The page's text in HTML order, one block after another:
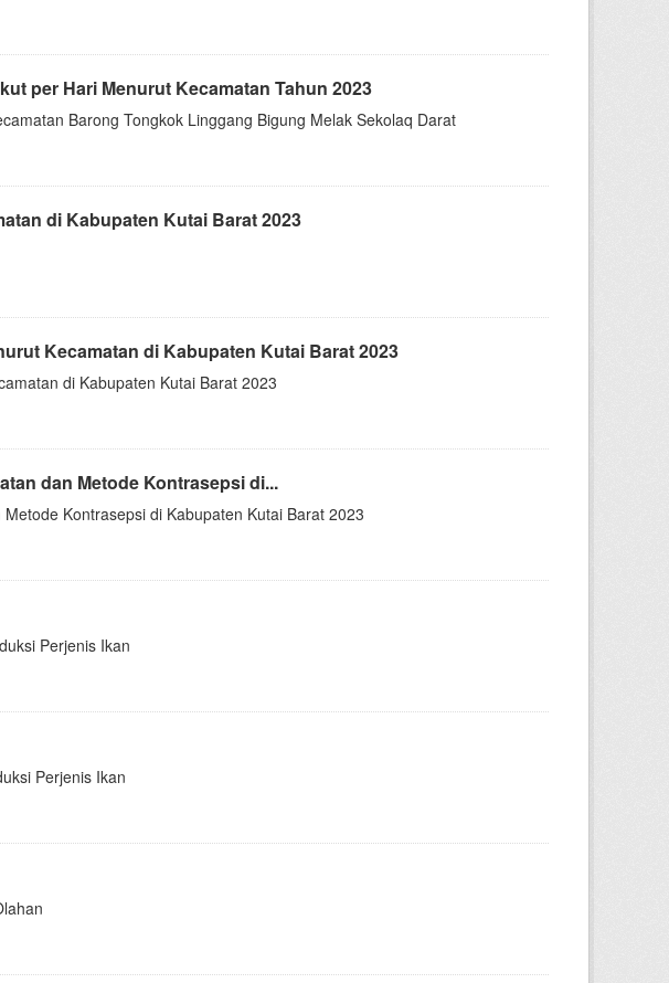
per Hari Menurut Kecamatan Tahun 2023
Barong Tongkok Linggang Bigung Melak Sekolaq Darat
di Kabupaten Kutai Barat 2023
Kecamatan di Kabupaten Kutai Barat 2023
di Kabupaten Kutai Barat 2023
dan Metode Kontrasepsi di...
Kontrasepsi di Kabupaten Kutai Barat 2023
Perjenis Ikan
Perjenis Ikan